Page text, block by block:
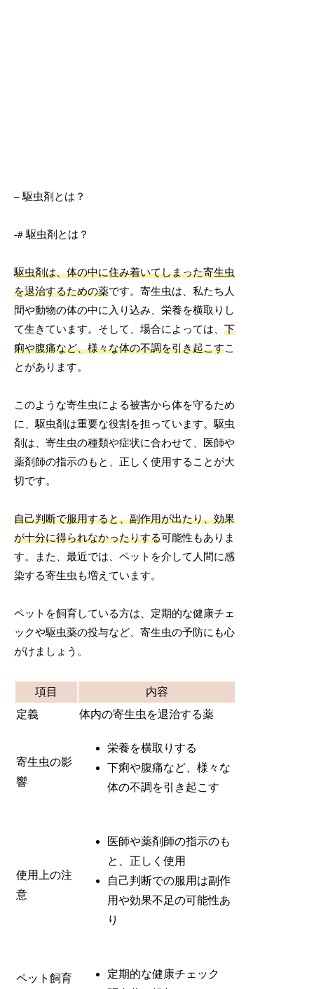
– 駆虫剤とは？
-# 駆虫剤とは？
駆虫剤は、体の中に住み着いてしまった寄生虫
を退治するための薬です。寄生虫は、私たち人
間や動物の体の中に入り込み、栄養を横取りし
て生きています。そして、場合によっては、下
痢や腹痛など、様々な体の不調を引き起こすこ
とがあります。
このような寄生虫による被害から体を守るため
に、駆虫剤は重要な役割を担っています。駆虫
剤は、寄生虫の種類や症状に合わせて、医師や
薬剤師の指示のもと、正しく使用することが大
切です。
自己判断で服用すると、副作用が出たり、効果
が十分に得られなかったりする可能性もありま
す。また、最近では、ペットを介して人間に感
染する寄生虫も増えています。
ペットを飼育している方は、定期的な健康チェ
ックや駆虫薬の投与など、寄生虫の予防にも心
がけましょう。
項目
内容
定義
体内の寄生虫を退治する薬
寄生虫の影
響
栄養を横取りする
下痢や腹痛など、様々な
体の不調を引き起こす
使用上の注
意
医師や薬剤師の指示のも
と、正しく使用
自己判断での服用は副作
用や効果不足の可能性あ
り
ペット飼育
定期的な健康チェック